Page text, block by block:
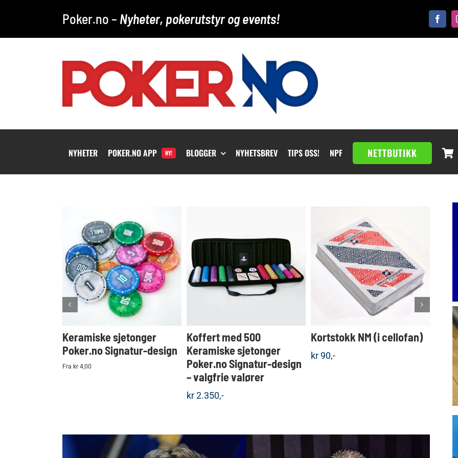
Poker.no – Nyheter, pokerutstyr og events!
NYHETER POKER.NO APP NY! BLOGGER NYHETSBREV TIPS OSS! NPF NETTBUTIKK
KJØP
Detaljer
Keramiske sjetonger
Poker.no Signatur-design
Fra kr 4,00
KJØP
Detaljer
Koffert med 500
Keramiske sjetonger
Poker.no Signatur-design
– valgfrie valører
kr2.350,-
KJØPDette
produktet
har
flere
varianter.
Alternativene
på
produktsiden
Detaljer
Kortstokk NM (i cellofan)
kr90,-